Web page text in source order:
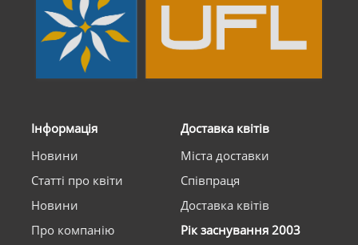
Інформація
Новини
Статті про квіти
Новини
Про компанію
Доставка квітів
Міста доставки
Співпраця
Доставка квітів
Рік заснування 2003